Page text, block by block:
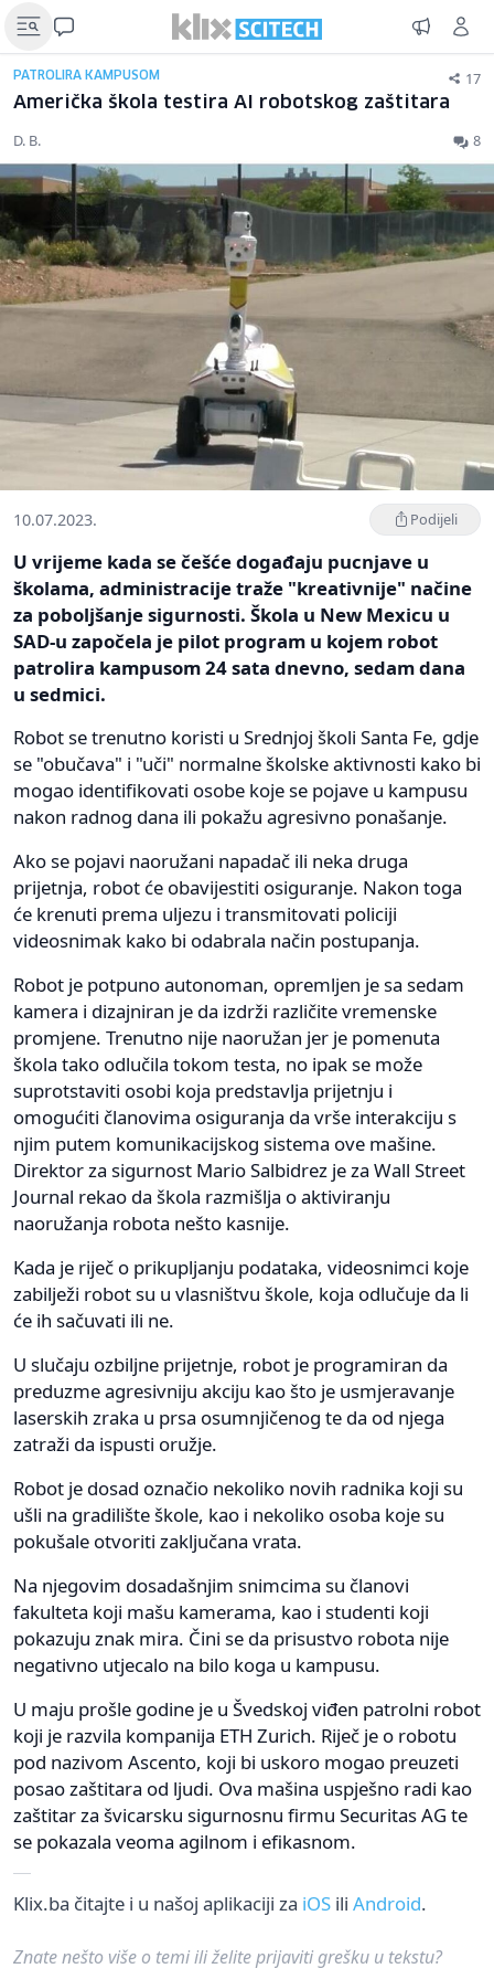
PATROLIRA KAMPUSOM 17
Američka škola testira AI robotskog zaštitara
D. B. 8
10.07.2023. Podijeli
U vrijeme kada se češće događaju pucnjave u
školama, administracije traže "kreativnije" načine
za poboljšanje sigurnosti. Škola u New Mexicu u
SAD-u započela je pilot program u kojem robot
patrolira kampusom 24 sata dnevno, sedam dana
u sedmici.
Robot se trenutno koristi u Srednjoj školi Santa Fe, gdje
se "obučava" i "uči" normalne školske aktivnosti kako bi
mogao identifikovati osobe koje se pojave u kampusu
nakon radnog dana ili pokažu agresivno ponašanje.
Ako se pojavi naoružani napadač ili neka druga
prijetnja, robot će obavijestiti osiguranje. Nakon toga
će krenuti prema uljezu i transmitovati policiji
videosnimak kako bi odabrala način postupanja.
Robot je potpuno autonoman, opremljen je sa sedam
kamera i dizajniran je da izdrži različite vremenske
promjene. Trenutno nije naoružan jer je pomenuta
škola tako odlučila tokom testa, no ipak se može
suprotstaviti osobi koja predstavlja prijetnju i
omogućiti članovima osiguranja da vrše interakciju s
njim putem komunikacijskog sistema ove mašine.
Direktor za sigurnost Mario Salbidrez je za Wall Street
Journal rekao da škola razmišlja o aktiviranju
naoružanja robota nešto kasnije.
Kada je riječ o prikupljanju podataka, videosnimci koje
zabilježi robot su u vlasništvu škole, koja odlučuje da li
će ih sačuvati ili ne.
U slučaju ozbiljne prijetnje, robot je programiran da
preduzme agresivniju akciju kao što je usmjeravanje
laserskih zraka u prsa osumnjičenog te da od njega
zatraži da ispusti oružje.
Robot je dosad označio nekoliko novih radnika koji su
ušli na gradilište škole, kao i nekoliko osoba koje su
pokušale otvoriti zaključana vrata.
Na njegovim dosadašnjim snimcima su članovi
fakulteta koji mašu kamerama, kao i studenti koji
pokazuju znak mira. Čini se da prisustvo robota nije
negativno utjecalo na bilo koga u kampusu.
U maju prošle godine je u Švedskoj viđen patrolni robot
koji je razvila kompanija ETH Zurich. Riječ je o robotu
pod nazivom Ascento, koji bi uskoro mogao preuzeti
posao zaštitara od ljudi. Ova mašina uspješno radi kao
zaštitar za švicarsku sigurnosnu firmu Securitas AG te
se pokazala veoma agilnom i efikasnom.
Klix.ba čitajte i u našoj aplikaciji za iOS ili Android.
Znate nešto više o temi ili želite prijaviti grešku u tekstu?